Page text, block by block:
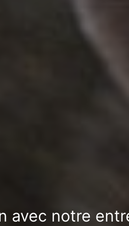
avec notre